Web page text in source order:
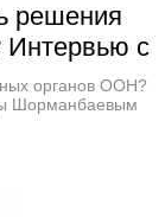
решения
Интервью с
органов ООН?
Шорманбаевым